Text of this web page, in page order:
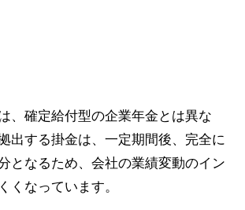
、確定給付型の企業年金とは異な
出する掛金は、一定期間後、完全に
となるため、会社の業績変動のイン
くなっています。